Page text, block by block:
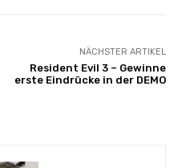
NÄCHSTER ARTIKEL
Resident Evil 3 – Gewinne
erste Eindrücke in der DEMO